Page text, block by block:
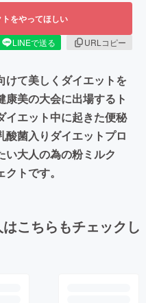
をやってほしい
LINEで送る
URLコピー
けて美しくダイエットを
康美の大会に出場するト
イエット中に起きた便秘
菌入りダイエットプロ
い大人の為の粉ミルク
トです。
こちらもチェックし